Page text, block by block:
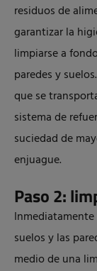
residuos de
garantizar la
limpiarse a
paredes y
que se
sistema de
suciedad de
enjuague.
Paso 2:
suelos y las
medio de una